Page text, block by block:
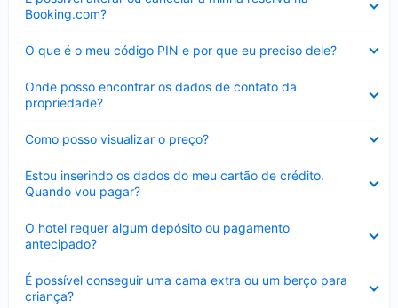
Booking.com?
O que é o meu código PIN e por que eu preciso dele?
Onde posso encontrar os dados de contato da
propriedade?
Como posso visualizar o preço?
Estou inserindo os dados do meu cartão de crédito.
Quando vou pagar?
O hotel requer algum depósito ou pagamento
antecipado?
É possível conseguir uma cama extra ou um berço para
criança?
Contraído